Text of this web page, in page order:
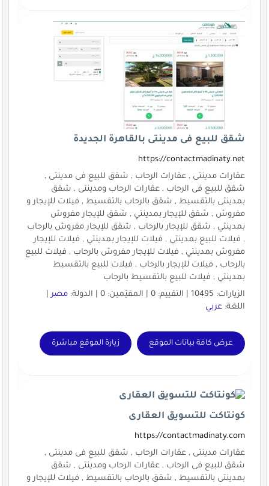
شقق للبيع فى مدينتى بالقاهرة الجديدة
https://contactmadinaty.net
عقارات مدينتى , عقارات الرحاب , شقق للبيع فى مدينتى ,
شقق للبيع فى الرحاب , عقارات الرحاب ومدينتى , شقق
بمدينتى بالتقسيط , شقق بالرحاب بالتقسيط , فيلات للإيجار و
مفروش , شقق للإيجار بمدينتي , شقق للإيجار مفروش
بمدينتي , شقق للإيجار بالرحاب , شقق للإيجار مفروش بالرحاب
, فيلات للبيع بمدينتي , فيلات للإيجار بمدينتي , فيلات للإيجار
مفروش بمدينتي , فيلات للإيجار مفروش بالرحاب , فيلات للبيع
بالرحاب , فيلات للإيجار بالرحاب , فيلات للبيع بالتقسيط
بمدينتي , فيلات للبيع بالتقسيط بالرحاب
الزيارات: 10495 | التقييم: 0 | المقيّمين: 0 | الدولة:
مصر|
اللغة: عربي
عرض كافة بيانات الموقع زيارة الموقع مباشرة
كونتاكت للتسويق العقارى
https://contactmadinaty.com
عقارات مدينتى , عقارات الرحاب , شقق للبيع فى مدينتى ,
شقق للبيع فى الرحاب , عقارات الرحاب ومدينتى , شقق
بمدينتى بالتقسيط , شقق بالرحاب بالتقسيط , فيلات للإيجار و